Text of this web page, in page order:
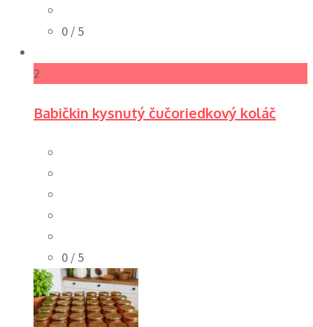
0 / 5
2
Babičkin kysnutý čučoriedkový koláč
0 / 5